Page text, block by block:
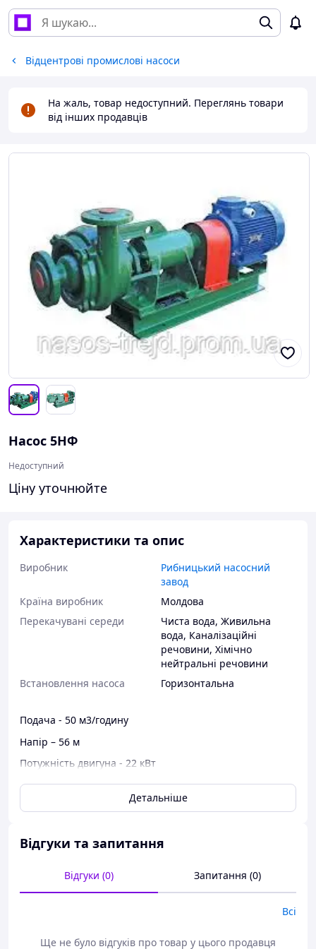
Відцентрові промислові насоси
На жаль, товар недоступний. Переглянь товари
від інших продавців
Насос 5НФ
Недоступний
Ціну уточнюйте
Характеристики та опис
Виробник
Рибницький насосний
завод
Країна виробник
Молдова
Перекачувані середи
Чиста вода, Живильна
вода, Каналізаційні
речовини, Хімічно
нейтральні речовини
Встановлення насоса
Горизонтальна
Подача - 50 м3/годину
Напір – 56 м
Потужність двигуна - 22 кВт
Частота обертання - 2900 об/хв
Допустимий кавітаційний запас – 8 м
Витік через сальникове ущільнення не більше – 10 л/
Встановлений ресурс до списання - 32 тис. год
Детальніше
Відгуки та запитання
Відгуки (0) Запитання (0)
Всі
Ще не було відгуків про товар у цього продавця